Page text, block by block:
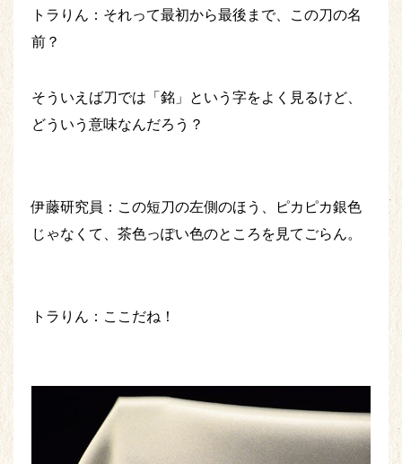
トラりん：それって最初から最後まで、この刀の名
前？
そういえば刀では「銘」という字をよく見るけど、
どういう意味なんだろう？
伊藤研究員：この短刀の左側のほう、ピカピカ銀色
じゃなくて、茶色っぽい色のところを見てごらん。
トラりん：ここだね！